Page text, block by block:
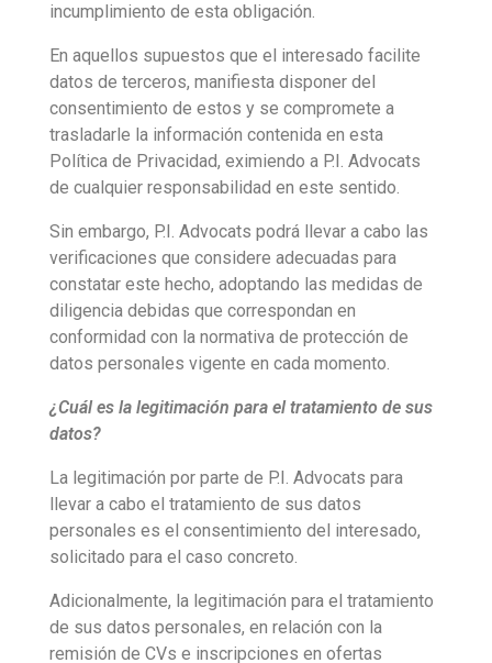
incumplimiento de esta obligación.
En aquellos supuestos que el interesado facilite
datos de terceros, manifiesta disponer del
consentimiento de estos y se compromete a
trasladarle la información contenida en esta
Política de Privacidad, eximiendo a P.I. Advocats
de cualquier responsabilidad en este sentido.
Sin embargo, P.I. Advocats podrá llevar a cabo las
verificaciones que considere adecuadas para
constatar este hecho, adoptando las medidas de
diligencia debidas que correspondan en
conformidad con la normativa de protección de
datos personales vigente en cada momento.
¿Cuál es la legitimación para el tratamiento de sus
datos?
La legitimación por parte de P.I. Advocats para
llevar a cabo el tratamiento de sus datos
personales es el consentimiento del interesado,
solicitado para el caso concreto.
Adicionalmente, la legitimación para el tratamiento
de sus datos personales, en relación con la
remisión de CVs e inscripciones en ofertas